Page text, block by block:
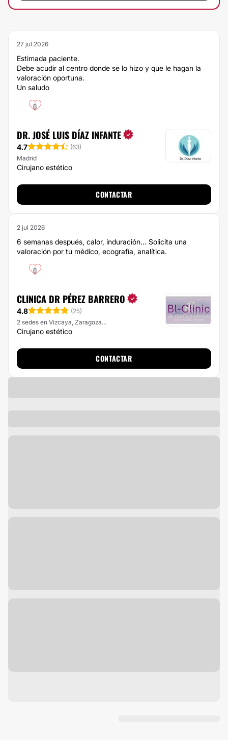
27 jul 2026
Estimada paciente.
Debe acudir al centro donde se lo hizo y que le hagan la
valoración oportuna.
Un saludo
0
DR. JOSÉ LUIS DÍAZ INFANTE
4.7 (63)
Madrid
Cirujano estético
CONTACTAR
2 jul 2026
6 semanas después, calor, induración... Solicita una
valoración por tu médico, ecografía, analítica.
0
CLINICA DR PÉREZ BARRERO
4.8 (25)
2 sedes en Vizcaya, Zaragoza...
Cirujano estético
CONTACTAR